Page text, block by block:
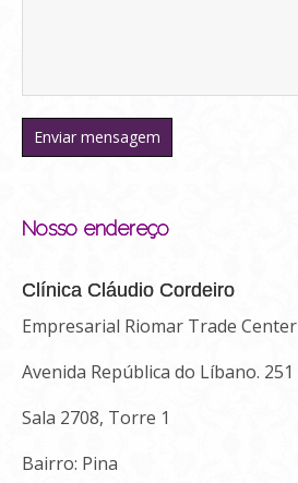
Nosso endereço
Clínica Cláudio Cordeiro
Empresarial Riomar Trade Center
Avenida República do Líbano. 251
Sala 2708, Torre 1
Bairro: Pina